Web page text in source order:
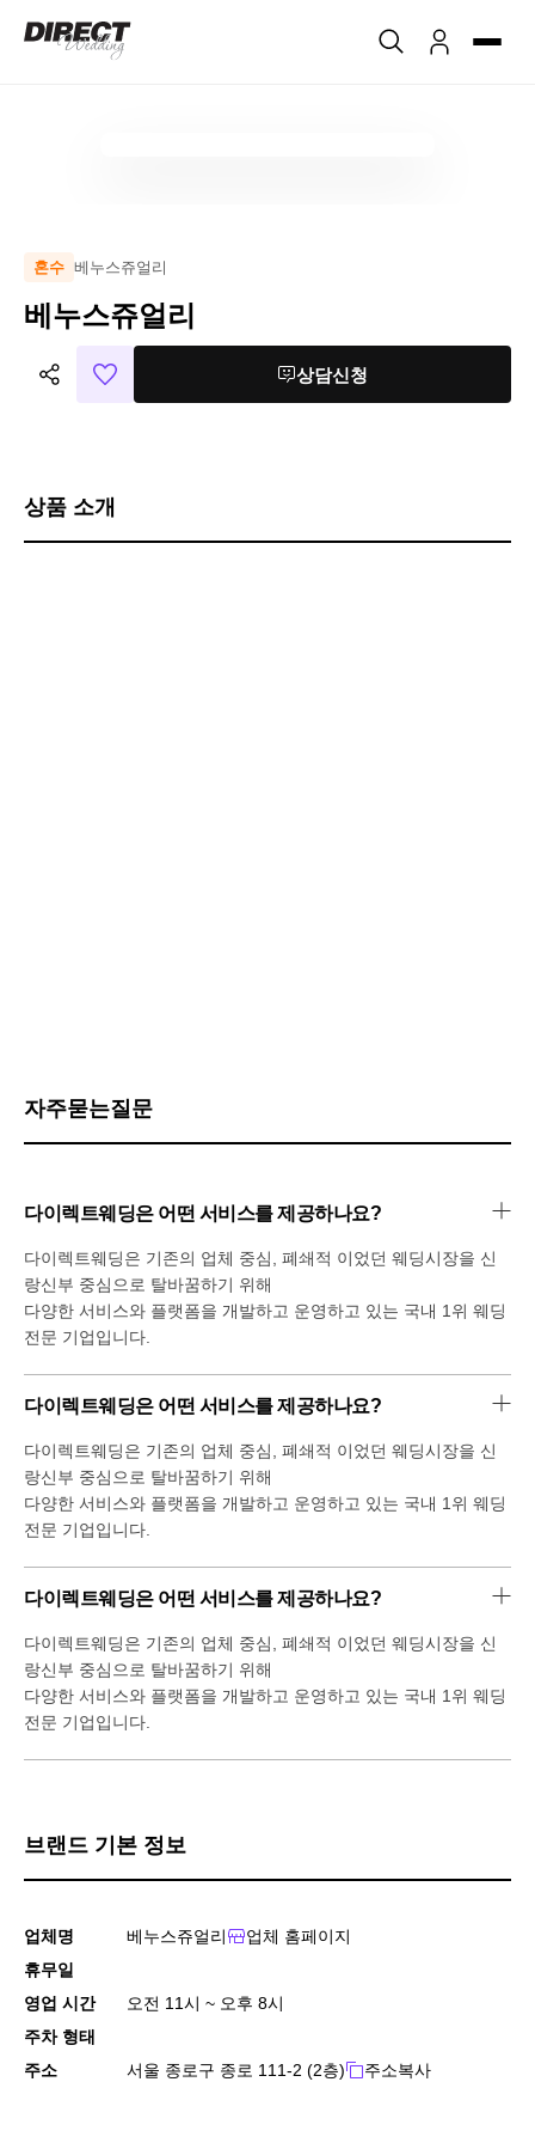
혼수 베누스쥬얼리
베누스쥬얼리
상담신청
상품 소개
자주묻는질문
다이렉트웨딩은 어떤 서비스를 제공하나요?
다이렉트웨딩은 기존의 업체 중심, 폐쇄적 이었던 웨딩시장을 신
랑신부 중심으로 탈바꿈하기 위해
다양한 서비스와 플랫폼을 개발하고 운영하고 있는 국내 1위 웨딩
전문 기업입니다.
다이렉트웨딩은 어떤 서비스를 제공하나요?
다이렉트웨딩은 기존의 업체 중심, 폐쇄적 이었던 웨딩시장을 신
랑신부 중심으로 탈바꿈하기 위해
다양한 서비스와 플랫폼을 개발하고 운영하고 있는 국내 1위 웨딩
전문 기업입니다.
다이렉트웨딩은 어떤 서비스를 제공하나요?
다이렉트웨딩은 기존의 업체 중심, 폐쇄적 이었던 웨딩시장을 신
랑신부 중심으로 탈바꿈하기 위해
다양한 서비스와 플랫폼을 개발하고 운영하고 있는 국내 1위 웨딩
전문 기업입니다.
브랜드 기본 정보
업체명 베누스쥬얼리
업체 홈페이지
휴무일
영업 시간
오전 11시 ~ 오후 8시
주차 형태
주소
서울 종로구 종로 111-2 (2층) 주소복사